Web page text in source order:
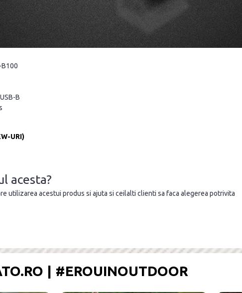
B100
B
URI)
acesta?
utilizarea acestui produs si ajuta si ceilalti clienti sa faca alegerea potrivita
| #EROUINOUTDOOR